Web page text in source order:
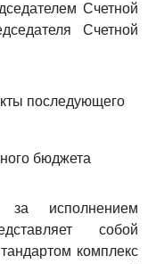
Счетной
Счетной
последующего
бюджета
исполнением
собой
комплекс